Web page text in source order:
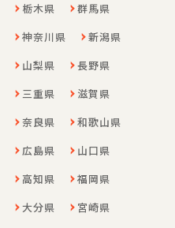
栃木県
群馬県
神奈川県
新潟県
山梨県
長野県
三重県
滋賀県
奈良県
和歌山県
広島県
山口県
高知県
福岡県
大分県
宮崎県